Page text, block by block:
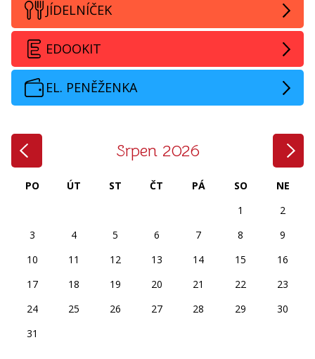
JÍDELNÍČEK
EDOOKIT
EL. PENĚŽENKA
Srpen 2026
PO ÚT ST ČT PÁ SO
NE
1
2
3
4 5 6 7 8
9
10
11 12 13 14 15
16
17
18 19 20 21 22
23
24
25 26 27 28 29
30
31